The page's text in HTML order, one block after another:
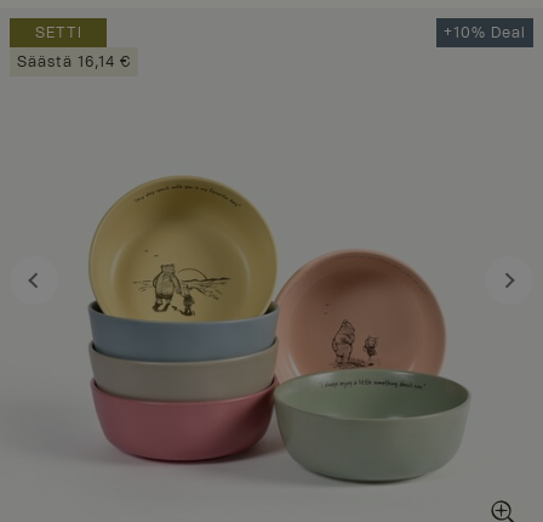
os
kor
SETTI
Säästä 16,14 €
+10% Deal